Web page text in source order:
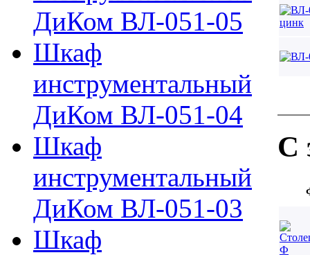
ДиКом ВЛ-051-05
Шкаф
инструментальный
ДиКом ВЛ-051-04
Шкаф
инструментальный
ДиКом ВЛ-051-03
Шкаф
С